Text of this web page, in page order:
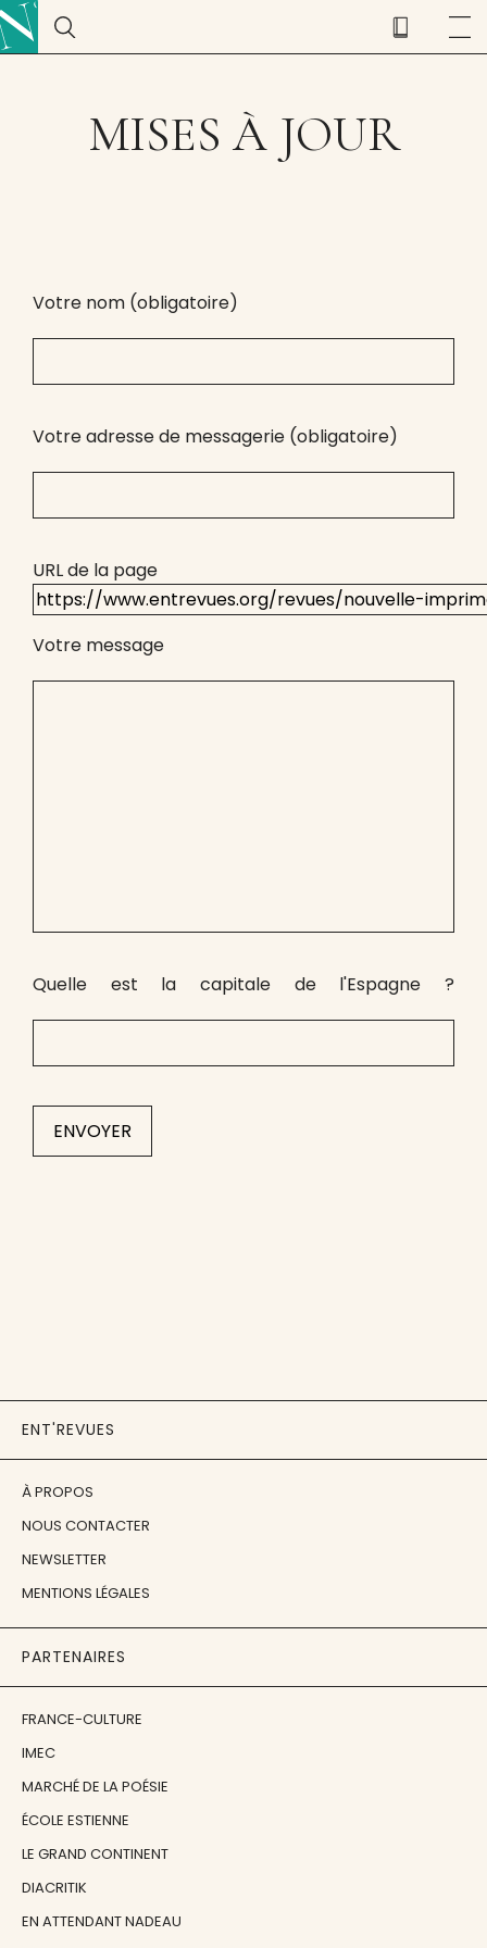
MISES À JOUR
Votre nom (obligatoire)
Votre adresse de messagerie (obligatoire)
URL de la page
Votre message
Quelle est la capitale de l'Espagne ?
ENT'REVUES
À PROPOS
NOUS CONTACTER
NEWSLETTER
MENTIONS LÉGALES
PARTENAIRES
FRANCE-CULTURE
IMEC
MARCHÉ DE LA POÉSIE
ÉCOLE ESTIENNE
LE GRAND CONTINENT
DIACRITIK
EN ATTENDANT NADEAU